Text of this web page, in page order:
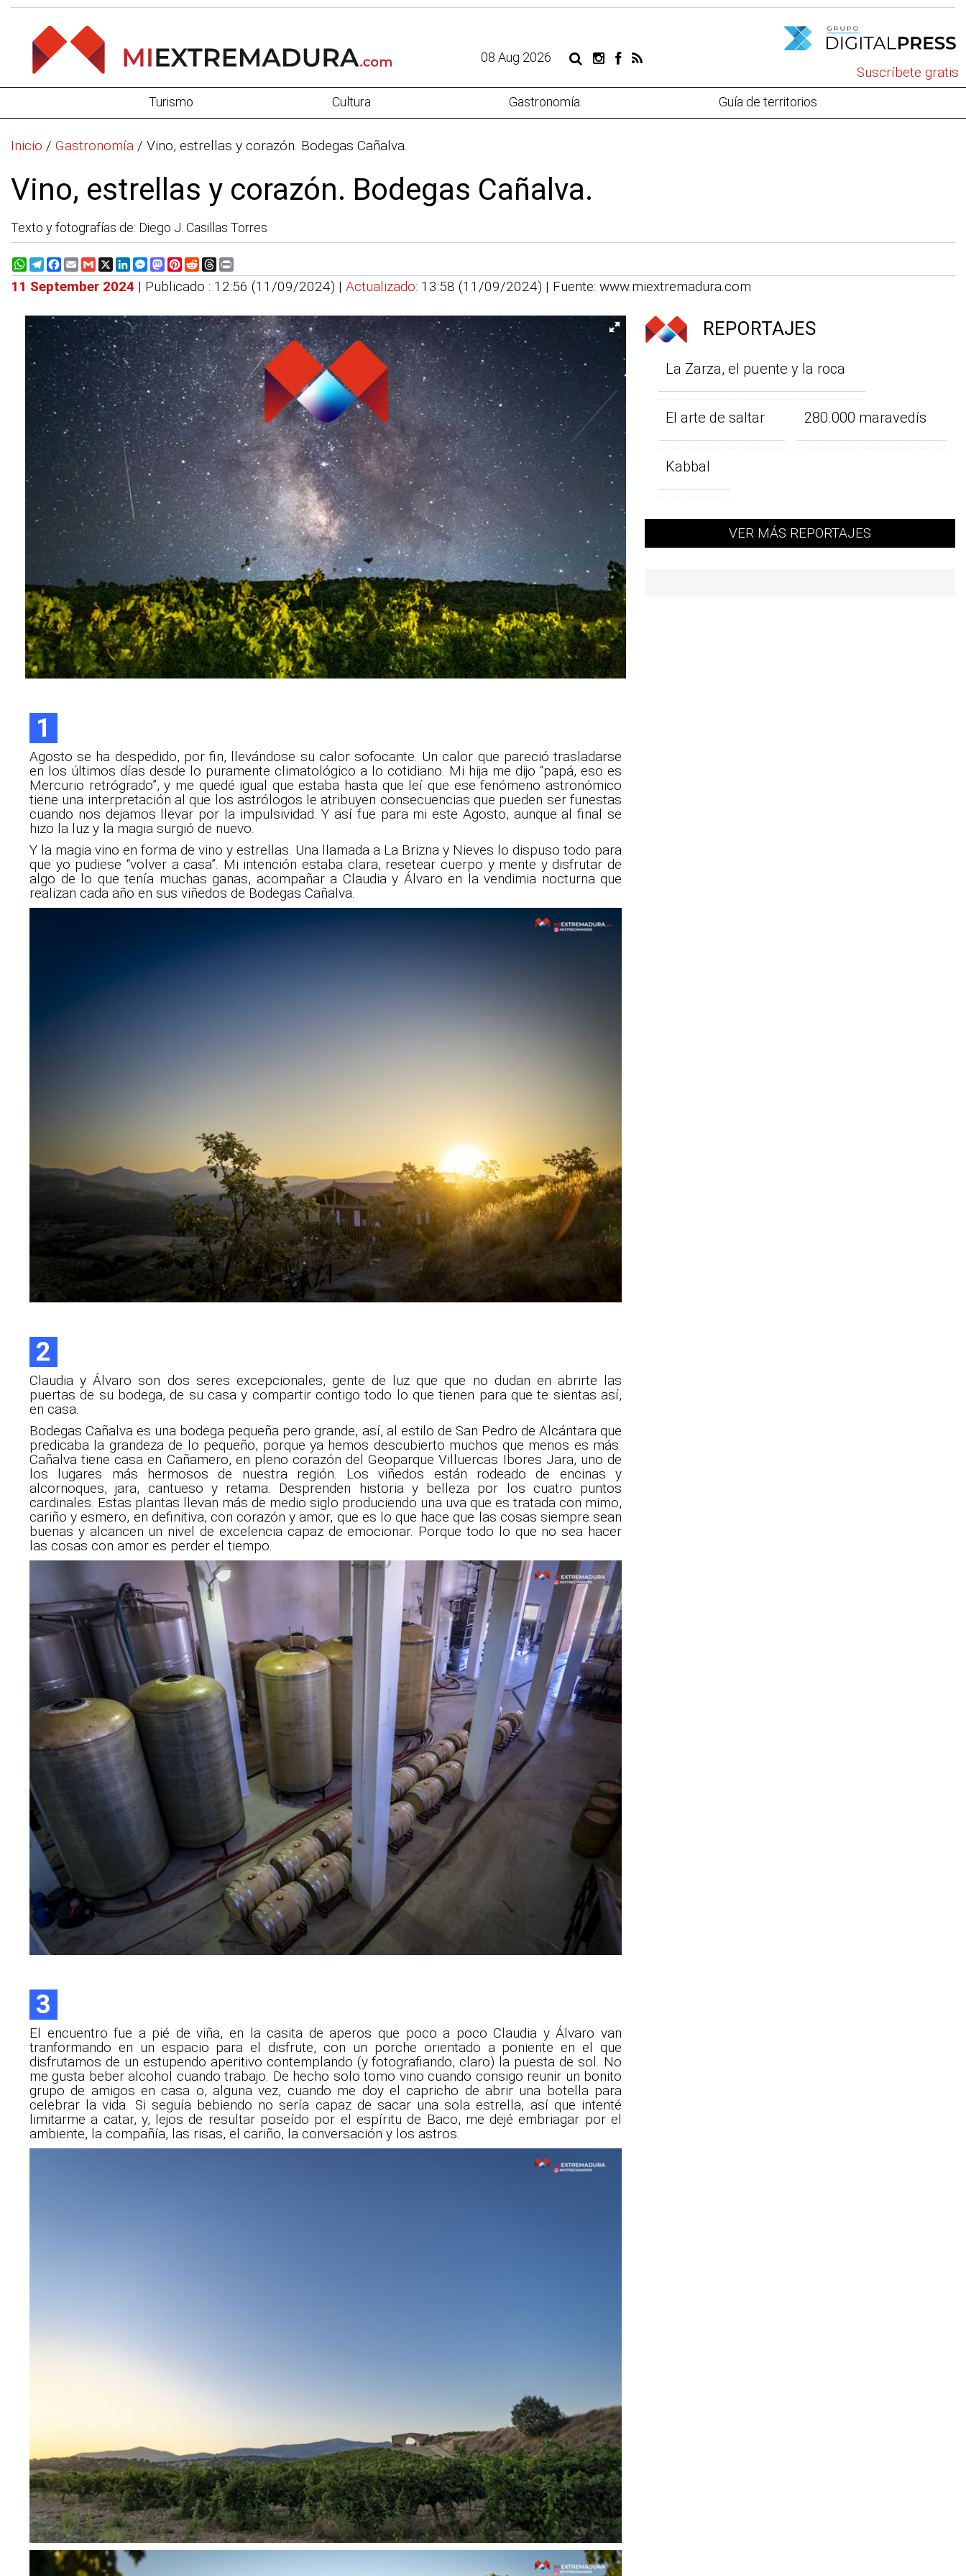
08 Aug 2026
Suscríbete gratis
Turismo Cultura Gastronomía Guía de territorios
Inicio / Gastronomía / Vino, estrellas y corazón. Bodegas Cañalva.
Vino, estrellas y corazón. Bodegas Cañalva.
Texto y fotografías de: Diego J. Casillas Torres
WhatsApp
Telegram
Facebook
EmailGmail
X LinkedIn
Messenger
Mastodon
Pinterest
RedditThreads
11 September 2024 | Publicado : 12:56 (11/09/2024) | Actualizado: 13:58 (11/09/2024) | Fuente: www.miextremadura.com
1
Agosto se ha despedido, por fin, llevándose su calor sofocante. Un calor que pareció trasladarse
en los últimos días desde lo puramente climatológico a lo cotidiano. Mi hija me dijo “papá, eso es
Mercurio retrógrado”, y me quedé igual que estaba hasta que leí que ese fenómeno astronómico
tiene una interpretación al que los astrólogos le atribuyen consecuencias que pueden ser funestas
cuando nos dejamos llevar por la impulsividad. Y así fue para mi este Agosto, aunque al final se
hizo la luz y la magia surgió de nuevo.
Y la magia vino en forma de vino y estrellas. Una llamada a La Brizna y Nieves lo dispuso todo para
que yo pudiese “volver a casa”. Mi intención estaba clara, resetear cuerpo y mente y disfrutar de
algo de lo que tenía muchas ganas, acompañar a Claudia y Álvaro en la vendimia nocturna que
realizan cada año en sus viñedos de Bodegas Cañalva.
2
Claudia y Álvaro son dos seres excepcionales, gente de luz que que no dudan en abrirte las
puertas de su bodega, de su casa y compartir contigo todo lo que tienen para que te sientas así,
en casa.
Bodegas Cañalva es una bodega pequeña pero grande, así, al estilo de San Pedro de Alcántara que
predicaba la grandeza de lo pequeño, porque ya hemos descubierto muchos que menos es más.
Cañalva tiene casa en Cañamero, en pleno corazón del Geoparque Villuercas Ibores Jara, uno de
los lugares más hermosos de nuestra región. Los viñedos están rodeado de encinas y
alcornoques, jara, cantueso y retama. Desprenden historia y belleza por los cuatro puntos
cardinales. Estas plantas llevan más de medio siglo produciendo una uva que es tratada con mimo,
cariño y esmero, en definitiva, con corazón y amor, que es lo que hace que las cosas siempre sean
buenas y alcancen un nivel de excelencia capaz de emocionar. Porque todo lo que no sea hacer
las cosas con amor es perder el tiempo.
3
El encuentro fue a pié de viña, en la casita de aperos que poco a poco Claudia y Álvaro van
tranformando en un espacio para el disfrute, con un porche orientado a poniente en el que
disfrutamos de un estupendo aperitivo contemplando (y fotografiando, claro) la puesta de sol. No
me gusta beber alcohol cuando trabajo. De hecho solo tomo vino cuando consigo reunir un bonito
grupo de amigos en casa o, alguna vez, cuando me doy el capricho de abrir una botella para
celebrar la vida. Si seguía bebiendo no sería capaz de sacar una sola estrella, así que intenté
limitarme a catar, y, lejos de resultar poseído por el espíritu de Baco, me dejé embriagar por el
ambiente, la compañía, las risas, el cariño, la conversación y los astros.
REPORTAJES
La Zarza, el puente y la roca
El arte de saltar 280.000 maravedís
Kabbal
VER MÁS REPORTAJES